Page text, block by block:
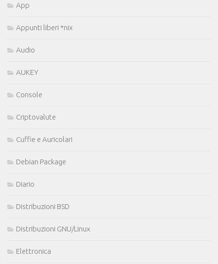
App
Appunti liberi *nix
Audio
AUKEY
Console
Criptovalute
Cuffie e Auricolari
Debian Package
Diario
Distribuzioni BSD
Distribuzioni GNU/Linux
Elettronica